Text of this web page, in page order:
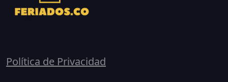
Política de Privacidad